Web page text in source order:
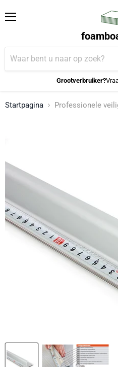
Grootverbruiker?
Startpagina Professionele